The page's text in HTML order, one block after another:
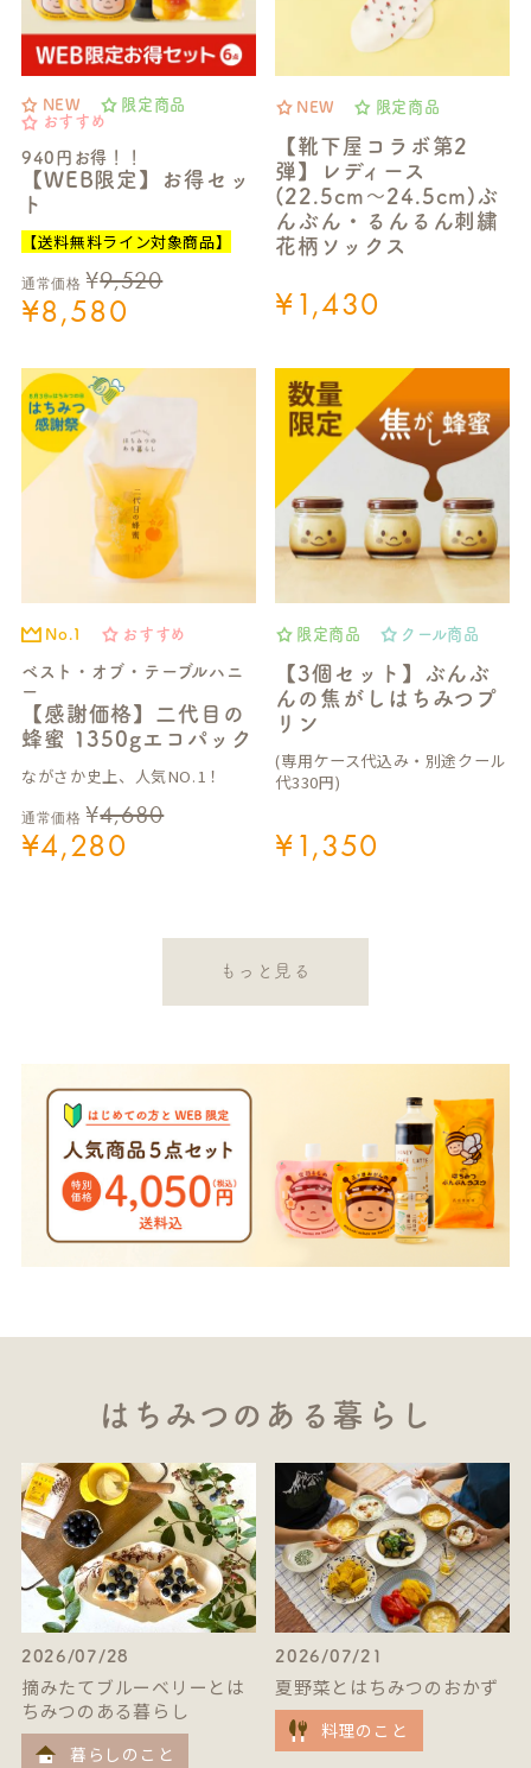
NEW
限定商品
おすすめ
940円お得！！
【WEB限定】お得セッ
ト
【送料無料ライン対象商品】
通常価格 ¥9,520
¥8,580
NEW 限定商品
【靴下屋コラボ第2
弾】レディース
(22.5cm～24.5cm)ぶ
んぶん・るんるん刺繍
花柄ソックス
¥1,430
No.1 おすすめ
ベスト・オブ・テーブルハニ
ー
【感謝価格】二代目の
蜂蜜 1350gエコパック
ながさか史上、人気NO.1！
通常価格 ¥4,680
¥4,280
限定商品 クール商品
【3個セット】ぶんぶ
んの焦がしはちみつプ
リン
(専用ケース代込み・別途クール
代330円)
¥1,350
もっと見る
はちみつのある暮らし
2026/07/28
摘みたてブルーベリーとは
ちみつのある暮らし
暮らしのこと
2026/07/21
夏野菜とはちみつのおかず
料理のこと